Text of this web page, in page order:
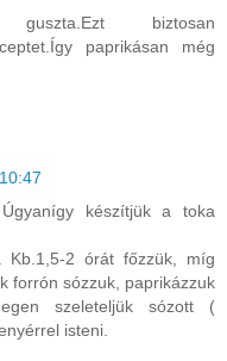
biztosan
paprikásan még
készítjük a toka
Kb.1,5-2 órát főzzük, míg
forrón sózzuk, paprikázzuk
szeleteljük sózott (
isteni.